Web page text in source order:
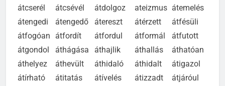
átcserél
átcsévél átdolgoz ateizmus átemelés
átengedi
átengedő átereszt átérzett
átfésüli
átfogóan
átfordít átfordul átformál
átfutott
átgondol
áthágása áthajlik áthallás
áthatóan
áthelyez
áthevült áthidaló áthidalt
átigazol
átírható
átitatás átívelés átizzadt
átjáróul